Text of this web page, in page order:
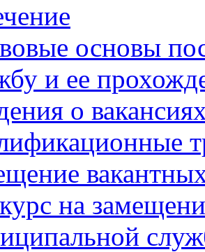
основы
и ее
о
на